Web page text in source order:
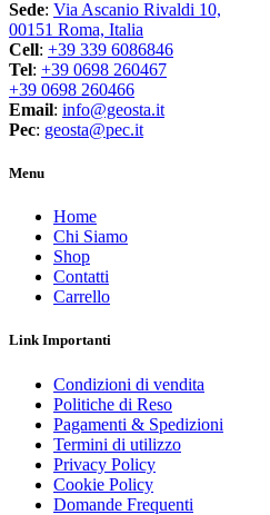
prodotto
Sede: Via Ascanio Rivaldi 10,
00151 Roma, Italia
Cell: +39 339 6086846
Tel: +39 0698 260467
+39 0698 260466
Email: info@geosta.it
Pec: geosta@pec.it
Menu
Home
Chi Siamo
Shop
Contatti
Carrello
Link Importanti
Condizioni di vendita
Politiche di Reso
Pagamenti & Spedizioni
Termini di utilizzo
Privacy Policy
Cookie Policy
Domande Frequenti